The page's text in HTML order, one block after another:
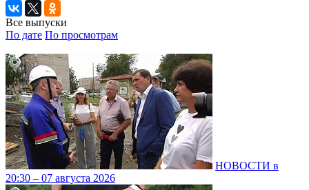
Все выпуски
По дате По просмотрам
НОВОСТИ в
20:30 – 07 августа 2026